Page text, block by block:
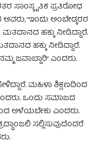
ಸಾಂಸ್ಕೃತಿಕ ಪ್ರತಿರೋಧ
“ಇಂದು ಅಂಬೇಡ್ಕರರ
ಹಕ್ಕು ನೀಡಿದ್ದಾರೆ.
ಹಕ್ಕು ನೀಡಿದ್ದಾರೆ.
ಜವಾಬ್ದಾರಿ” ಎಂದರು.
ಮಹಿಳಾ ಶಿಕ್ಷಣದಿಂದ
ಒಂದು ಸಮಾಜದ
ಅಳೆಯಬೇಕು ಎಂದರು.
ಸಲ್ಲಿಸುವುದೆಂದರೆ